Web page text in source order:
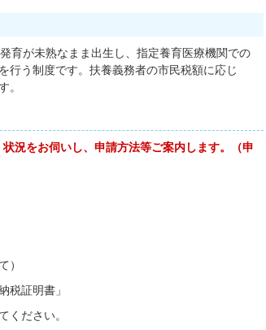
育が未熟なまま出生し、指定養育医療機関での
行う制度です。扶養義務者の市民税額に応じ
。
況をお伺いし、申請方法等ご案内します。（申
）
証明書」
ださい。